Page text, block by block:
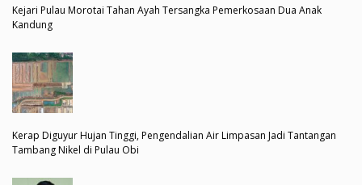
Kejari Pulau Morotai Tahan Ayah Tersangka Pemerkosaan Dua Anak
Kandung
Kerap Diguyur Hujan Tinggi, Pengendalian Air Limpasan Jadi Tantangan
Tambang Nikel di Pulau Obi